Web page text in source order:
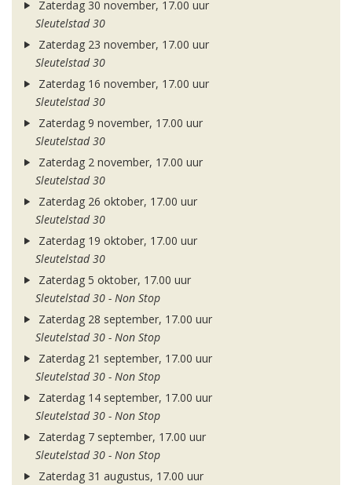
Zaterdag 30 november, 17.00 uur
Sleutelstad 30
Zaterdag 23 november, 17.00 uur
Sleutelstad 30
Zaterdag 16 november, 17.00 uur
Sleutelstad 30
Zaterdag 9 november, 17.00 uur
Sleutelstad 30
Zaterdag 2 november, 17.00 uur
Sleutelstad 30
Zaterdag 26 oktober, 17.00 uur
Sleutelstad 30
Zaterdag 19 oktober, 17.00 uur
Sleutelstad 30
Zaterdag 5 oktober, 17.00 uur
Sleutelstad 30 - Non Stop
Zaterdag 28 september, 17.00 uur
Sleutelstad 30 - Non Stop
Zaterdag 21 september, 17.00 uur
Sleutelstad 30 - Non Stop
Zaterdag 14 september, 17.00 uur
Sleutelstad 30 - Non Stop
Zaterdag 7 september, 17.00 uur
Sleutelstad 30 - Non Stop
Zaterdag 31 augustus, 17.00 uur